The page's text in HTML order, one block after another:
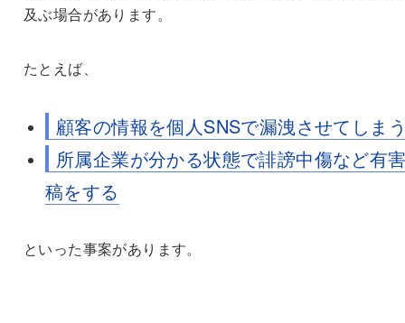
及ぶ場合があります。
たとえば、
顧客の情報を個人SNSで漏洩させてしま
所属企業が分かる状態で誹謗中傷など有
稿をする
といった事案があります。